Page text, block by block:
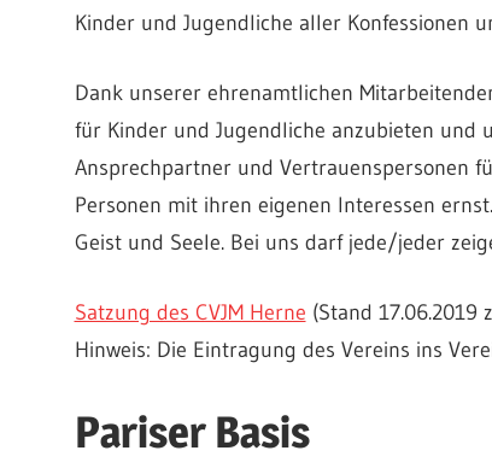
Kinder und Jugendliche aller Konfessionen
Dank unserer ehrenamtlichen
für Kinder und Jugendliche anzubieten und
Ansprechpartner und Vertrauenspersonen
Personen mit ihren eigenen Interessen
Geist und Seele. Bei uns darf jede/jeder
Satzung des CVJM Herne (Stand 17.06.2019
Hinweis: Die Eintragung des Vereins ins
Pariser Basis